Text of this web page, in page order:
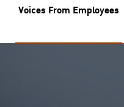
Voices From Employees